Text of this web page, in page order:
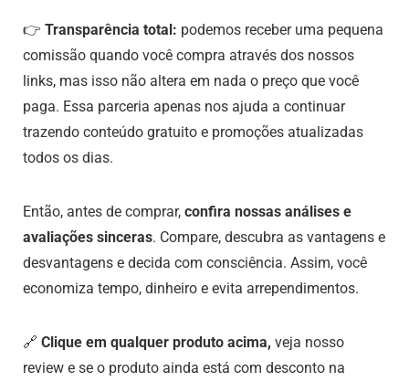
👉 Transparência total: podemos receber uma pequena
comissão quando você compra através dos nossos
links, mas isso não altera em nada o preço que você
paga. Essa parceria apenas nos ajuda a continuar
trazendo conteúdo gratuito e promoções atualizadas
todos os dias.
Então, antes de comprar, confira nossas análises e
avaliações sinceras. Compare, descubra as vantagens e
desvantagens e decida com consciência. Assim, você
economiza tempo, dinheiro e evita arrependimentos.
🔗 Clique em qualquer produto acima, veja nosso
review e se o produto ainda está com desconto na